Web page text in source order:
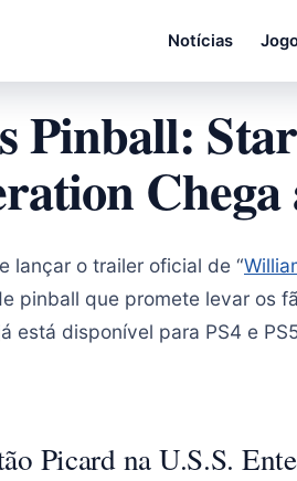
Notícias
Pinball:
Chega
lançar o trailer oficial de “
pinball que promete levar os
está disponível para PS4 e
Picard na U.S.S.